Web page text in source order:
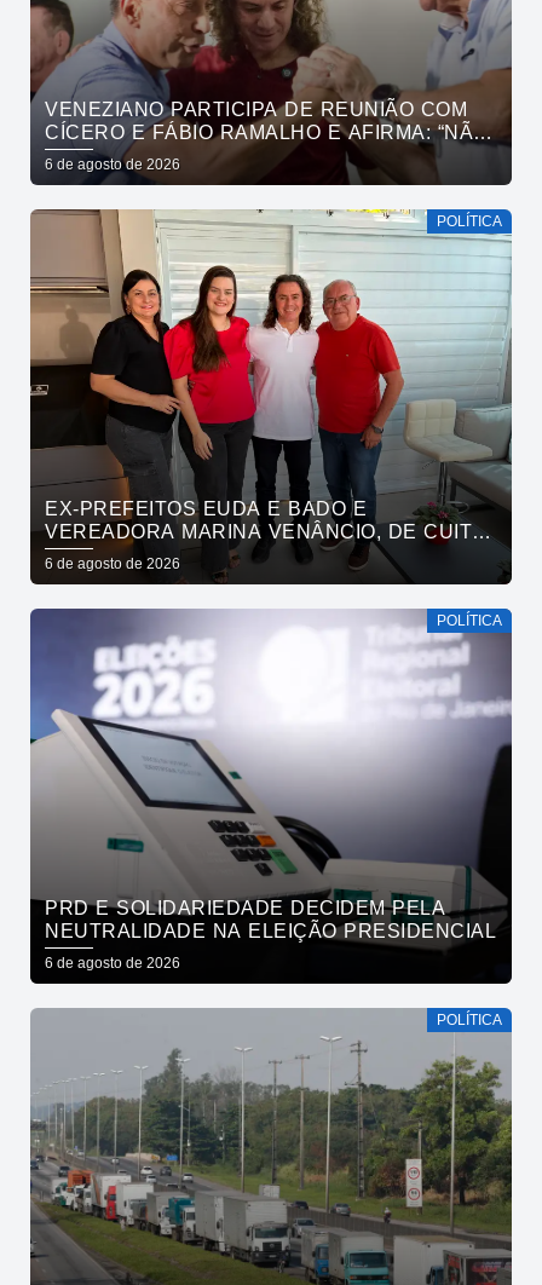
VENEZIANO PARTICIPA DE REUNIÃO COM
CÍCERO E FÁBIO RAMALHO E AFIRMA: “NÃO
ESTAMOS COMPRANDO CONSCIÊNCIAS,
MAS MOSTRANDO TRABALHO
6 de agosto de 2026
POLÍTICA
EX-PREFEITOS EUDA E BADO E
VEREADORA MARINA VENÂNCIO, DE CUITÉ,
REAFIRMAM APOIO A CÍCERO, VENEZIANO E
ANDRÉ GADELHA
6 de agosto de 2026
POLÍTICA
PRD E SOLIDARIEDADE DECIDEM PELA
NEUTRALIDADE NA ELEIÇÃO PRESIDENCIAL
6 de agosto de 2026
POLÍTICA